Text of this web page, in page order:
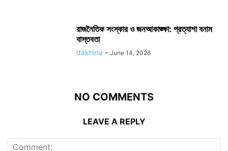
রাজনৈতিক সংস্কার ও জনআকাঙ্ক্ষা: প্রত্যাশা বনাম
বাস্তবতা
dakhina - June 14, 2026
NO COMMENTS
LEAVE A REPLY